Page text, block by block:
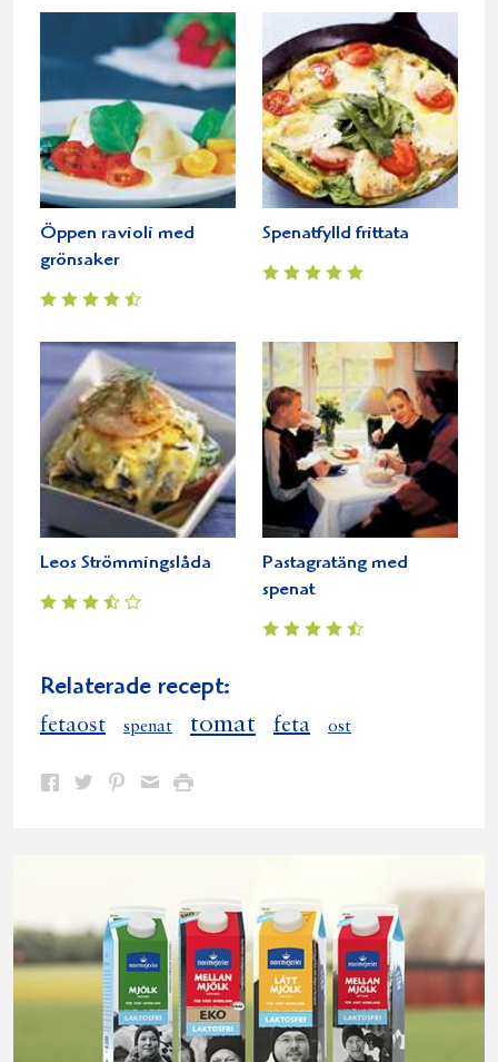
Öppen ravioli med
grönsaker
Spenatfylld frittata
Leos Strömmingslåda
Pastagratäng med
spenat
Relaterade recept:
fetaost spenat tomat feta ost
Dela Dela Dela DelaSkriv